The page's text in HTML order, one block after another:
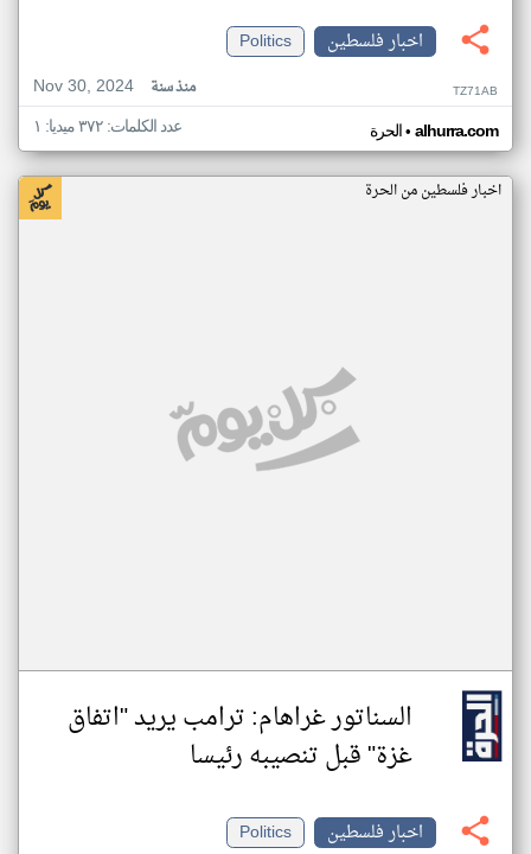
اخبار فلسطين
Politics
Nov 30, 2024
منذ سنة TZ71AB
الحرة• alhurra.com عدد الكلمات: ٣٧٢ ميديا: ١
اخبار فلسطين من الحرة
السناتور غراهام: ترامب يريد "اتفاق
غزة" قبل تنصيبه رئيسا
اخبار فلسطين
Politics